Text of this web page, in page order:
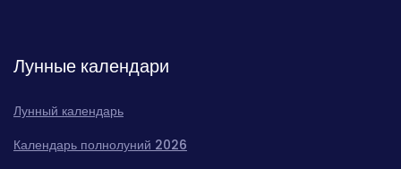
Лунные календари
Лунный календарь
Календарь полнолуний 2026